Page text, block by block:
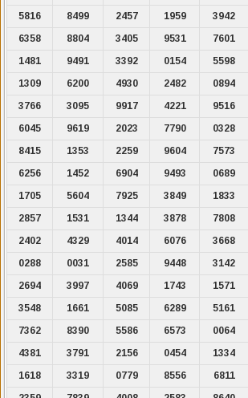
5816
8499 2457 1959 3942
6358
8804 3405 9531 7601
1481
9491 3392 0154 5598
1309
6200 4930 2482 0894
3766
3095 9917 4221 9516
6045
9619 2023 7790 0328
8415
1353 2259 9604 7573
6256
1452 6904 9493 0689
1705
5604 7925 3849 1833
2857
1531 1344 3878 7808
2402
4329 4014 6076 3668
0288
0031 2585 9448 3142
2694
3997 4069 1743 1571
3548
1661 5085 6289 5161
7362
8390 5586 6573 0064
4381
3791 2156 0454 1334
1618
3319 0779 8556 6811